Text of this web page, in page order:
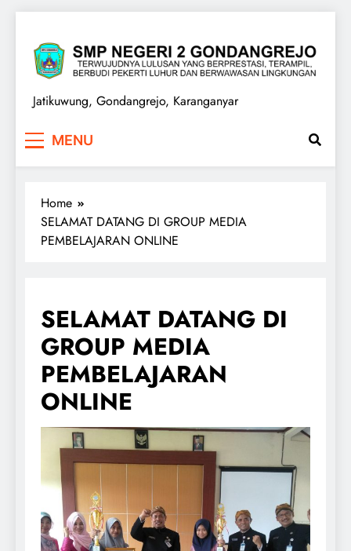
content
SMPN 2 GONDANGREJO
Jatikuwung, Gondangrejo, Karanganyar
MENU
Home
SELAMAT DATANG DI GROUP MEDIA
PEMBELAJARAN ONLINE
SELAMAT DATANG DI
GROUP MEDIA
PEMBELAJARAN
ONLINE